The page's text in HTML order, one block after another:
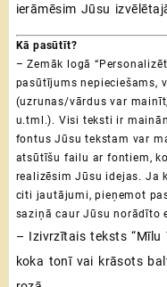
ierāmēsim Jūsu
Kā pasūtīt?
– Zemāk logā
pasūtījums nepieciešams,
(uzrunas/vārdus var
u.tml.). Visi teksti ir
fontus Jūsu tekstam var
atsūtīšu failu ar fontiem,
realizēsim Jūsu idejas. Ja
citi jautājumi, pieņemot
saziņā caur Jūsu norādīto
– Izivrzītais teksts “Mīlu
koka tonī vai krāsots